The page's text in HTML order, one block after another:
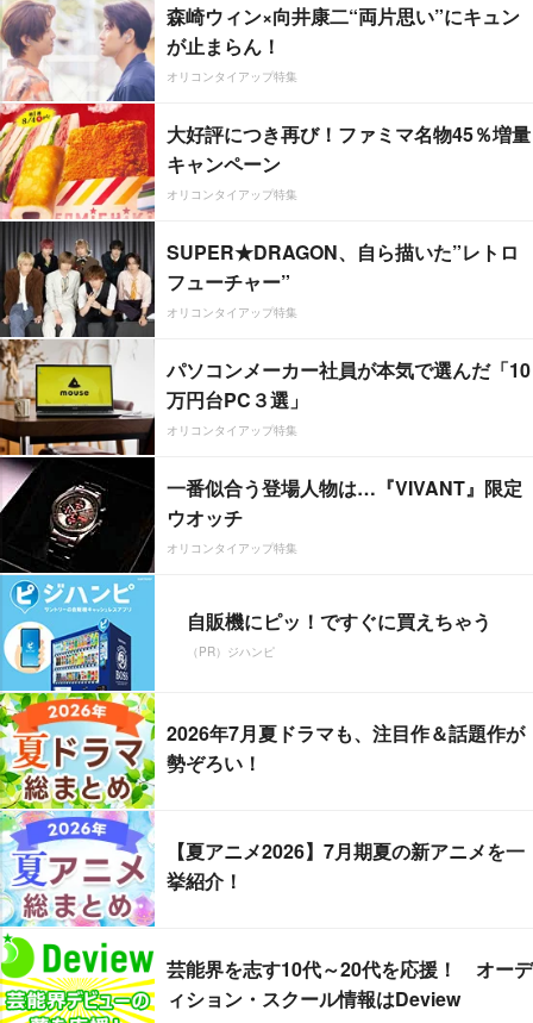
森崎ウィン×向井康二“両片思い”にキュン
が止まらん！
オリコンタイアップ特集
大好評につき再び！ファミマ名物45％増量
キャンペーン
オリコンタイアップ特集
SUPER★DRAGON、自ら描いた”レトロ
フューチャー”
オリコンタイアップ特集
パソコンメーカー社員が本気で選んだ「10
万円台PC３選」
オリコンタイアップ特集
一番似合う登場人物は…『VIVANT』限定
ウオッチ
オリコンタイアップ特集
自販機にピッ！ですぐに買えちゃう
（PR）ジハンピ
2026年7月夏ドラマも、注目作＆話題作が
勢ぞろい！
【夏アニメ2026】7月期夏の新アニメを一
挙紹介！
芸能界を志す10代～20代を応援！ オーデ
ィション・スクール情報はDeview